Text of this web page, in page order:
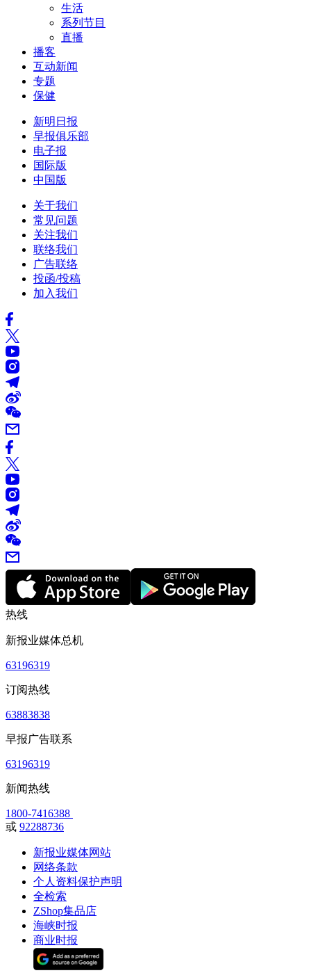
生活
系列节目
直播
播客
互动新闻
专题
保健
新明日报
早报俱乐部
电子报
国际版
中国版
关于我们
常见问题
关注我们
联络我们
广告联络
投函/投稿
加入我们
热线
新报业媒体总机
63196319
订阅热线
63883838
早报广告联系
63196319
新闻热线
1800-7416388
或 92288736
新报业媒体网站
网络条款
个人资料保护声明
全检索
ZShop集品店
海峡时报
商业时报